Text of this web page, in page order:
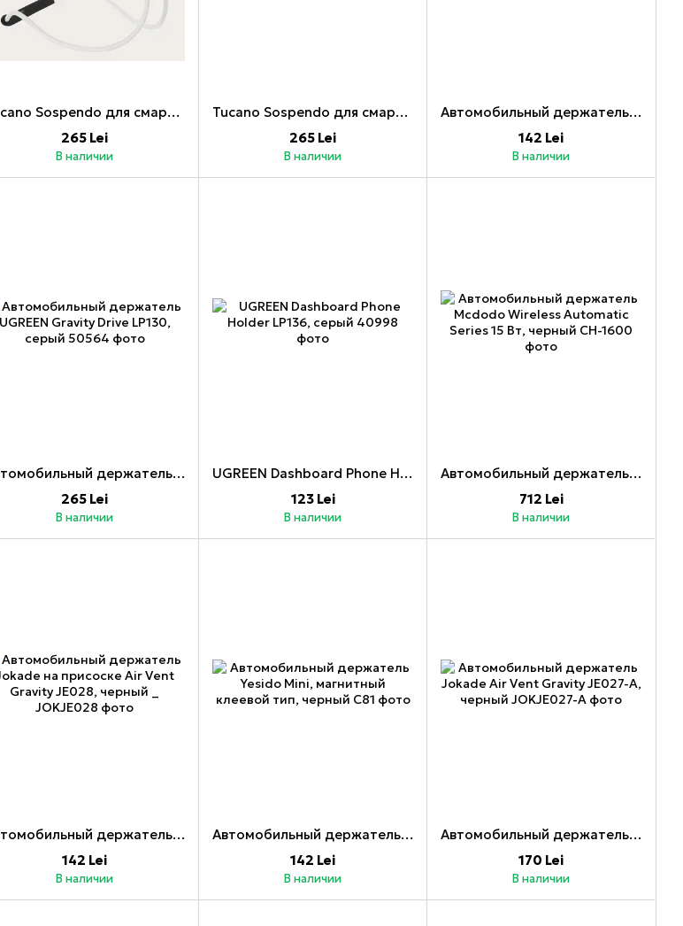
Tucano Sospendo для смартфона/планшета 10 дюймов размера L, белый (В распакованном виде)
265 Lei
В наличии
Tucano Sospendo для смартфона/планшета размера L 10 дюймов, черный
265 Lei
В наличии
Автомобильный держатель для шлема на приборной панели, карбон
142 Lei
В наличии
Автомобильный держатель UGREEN Gravity Drive LP130, серый
265 Lei
В наличии
UGREEN Dashboard Phone Holder LP136, серый
123 Lei
В наличии
Автомобильный держатель Mcdodo Wireless Automatic Series 15 Вт, черный
712 Lei
В наличии
Автомобильный держатель Jokade на присоске Air Vent Gravity JE028, черный _
142 Lei
В наличии
Автомобильный держатель Yesido Mini, магнитный клеевой тип, черный
142 Lei
В наличии
Автомобильный держатель Jokade Air Vent Gravity JE027-A, черный
170 Lei
В наличии